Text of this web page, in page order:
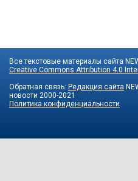
Все текстовые материалы сайта
Creative Commons Attribution 4.0
Обратная связь: Редакция сайта
новости 2000-2021
Политика конфиденциальности